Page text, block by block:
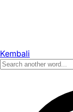
Kembali